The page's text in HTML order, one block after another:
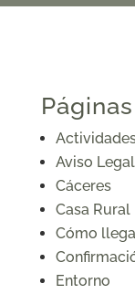
Páginas
Aviso Legal
Cáceres
Casa Rural
Cómo
Entorno